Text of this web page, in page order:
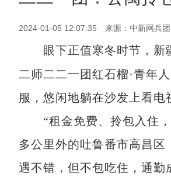
2024-01-05 12:07:35 来源：中新网兵团
眼下正值寒冬时节，
二师二二一团红石榴·青年
服，悠闲地躺在沙发上看电
“租金免费、拎包入住
多公里外的吐鲁番市高昌
遇不错，但不包吃住，通勤